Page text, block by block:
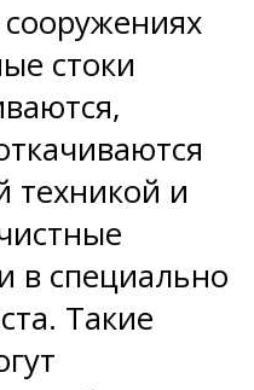
стоки
техникой и
в специально
Такие